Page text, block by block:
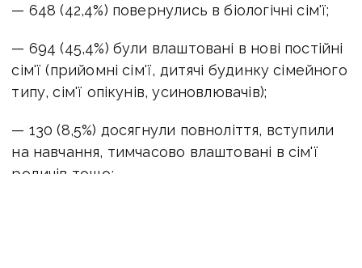
— 648 (42,4%) повернулись в біологічні сім'ї;
— 694 (45,4%) були влаштовані в нові постійні
сім'ї (прийомні сім'ї, дитячі будинку сімейного
типу, сім'ї опікунів, усиновлювачів);
— 130 (8,5%) досягнули повноліття, вступили
на навчання, тимчасово влаштовані в сім'ї
родичів тощо;